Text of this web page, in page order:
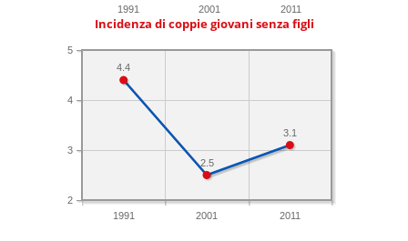
1991 2001 2011
Incidenza di coppie giovani senza figli
1991 2001 2011
2
3
4
5
3.1
2.5
4.4